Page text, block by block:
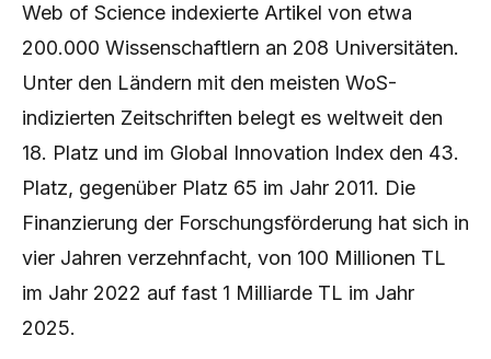
Web of Science indexierte Artikel von etwa
200.000 Wissenschaftlern an 208 Universitäten.
Unter den Ländern mit den meisten WoS-
indizierten Zeitschriften belegt es weltweit den
18. Platz und im Global Innovation Index den 43.
Platz, gegenüber Platz 65 im Jahr 2011. Die
Finanzierung der Forschungsförderung hat sich in
vier Jahren verzehnfacht, von 100 Millionen TL
im Jahr 2022 auf fast 1 Milliarde TL im Jahr
2025.